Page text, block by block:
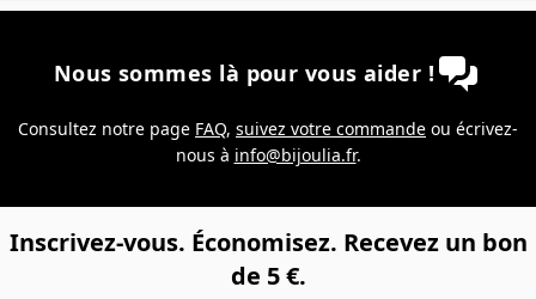
Nous sommes là pour vous aider !
Consultez notre page FAQ, suivez votre commande ou écrivez-
nous à info@bijoulia.fr.
Inscrivez-vous. Économisez. Recevez un bon
de 5 €.